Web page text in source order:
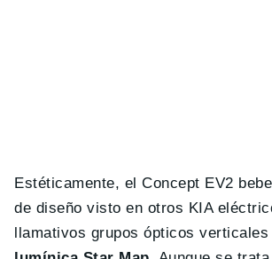
Estéticamente, el Concept EV2
de diseño visto en otros KIA
llamativos grupos ópticos